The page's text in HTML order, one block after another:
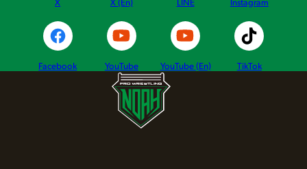
Facebook YouTube YouTube (En) TikTok